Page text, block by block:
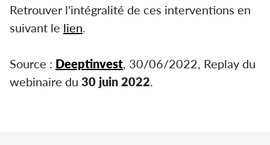
Retrouver l'intégralité de ces interventions en
suivant le lien.
Source : Deeptinvest, 30/06/2022, Replay du
webinaire du 30 juin 2022.